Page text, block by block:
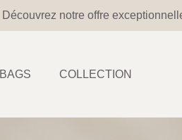
Découvrez notre offre
BAGS COLLECTION